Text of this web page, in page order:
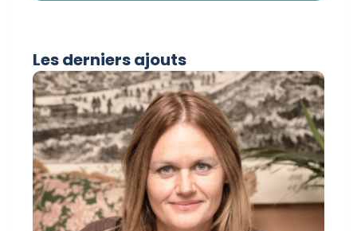
Les derniers ajouts